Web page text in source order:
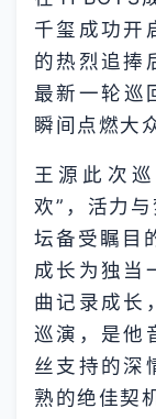
千玺成功开
的热烈追捧
最新一轮巡
瞬间点燃大
王源此次
欢”，活力
坛备受瞩目
成长为独当
曲记录成长
巡演，是他
丝支持的深
熟的绝佳契